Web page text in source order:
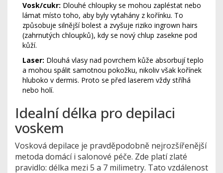
Vosk/cukr: Dlouhé chloupky se mohou zapléstat nebo
lámat místo toho, aby byly vytahány z kořínku. To
způsobuje silnější bolest a zvyšuje riziko ingrown hairs
(zahrnutých chloupků), kdy se nový chlup zasekne pod
kůží.
Laser: Dlouhá vlasy nad povrchem kůže absorbují teplo
a mohou spálit samotnou pokožku, nikoliv však kořínek
hluboko v dermis. Proto se před laserem vždy stříhá
nebo holí.
Idealní délka pro depilaci
voskem
Vosková depilace je pravděpodobně nejrozšířenější
metoda domácí i salonové péče. Zde platí zlaté
pravidlo: délka mezi 5 a 7 milimetry. Tato vzdálenost